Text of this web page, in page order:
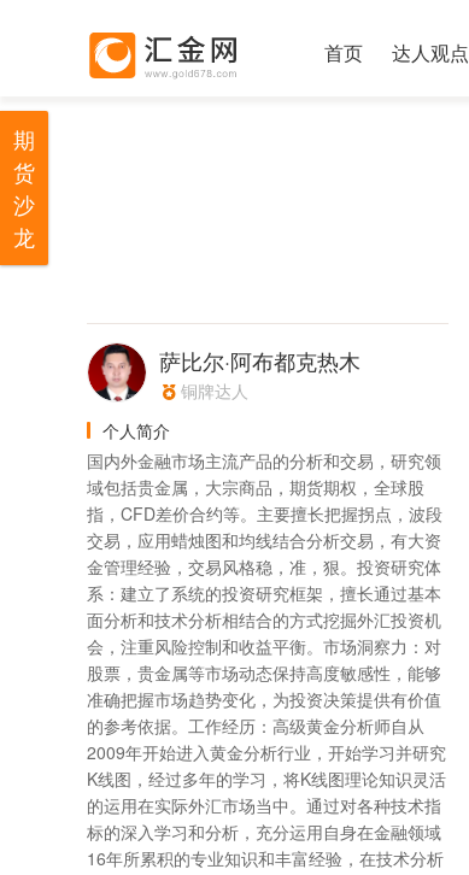
首页 达人观点
萨比尔·阿布都克热木
铜牌达人
个人简介
国内外金融市场主流产品的分析和交易，研究领
域包括贵金属，大宗商品，期货期权，全球股
指，CFD差价合约等。主要擅长把握拐点，波段
交易，应用蜡烛图和均线结合分析交易，有大资
金管理经验，交易风格稳，准，狠。投资研究体
系：建立了系统的投资研究框架，擅长通过基本
面分析和技术分析相结合的方式挖掘外汇投资机
会，注重风险控制和收益平衡。市场洞察力：对
股票，贵金属等市场动态保持高度敏感性，能够
准确把握市场趋势变化，为投资决策提供有价值
的参考依据。工作经历：高级黄金分析师自从
2009年开始进入黄金分析行业，开始学习并研究
K线图，经过多年的学习，将K线图理论知识灵活
的运用在实际外汇市场当中。通过对各种技术指
标的深入学习和分析，充分运用自身在金融领域
16年所累积的专业知识和丰富经验，在技术分析
期
货
沙
龙